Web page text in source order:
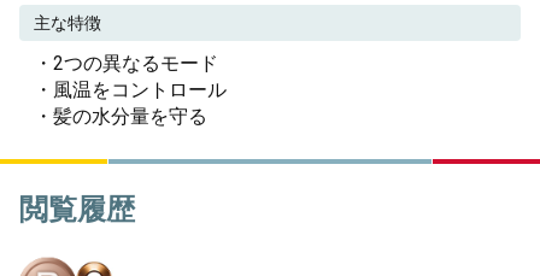
主な特徴
・2つの異なるモード
・風温をコントロール
・髪の水分量を守る
閲覧履歴